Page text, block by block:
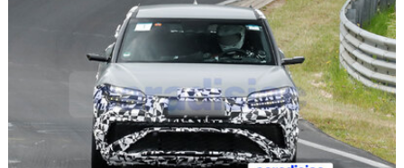
le nouveau venu coréen a-t-il les moyens de bousculer la
hiérarchie allemande ?